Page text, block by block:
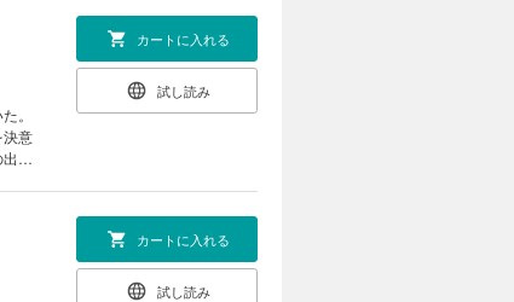
。
決意
会
カートに入れる
試し読み
カートに入れる
試し読み